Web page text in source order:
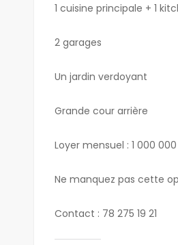
1 cuisine principale + 1
2 garages
Un jardin verdoyant
Grande cour arrière
Loyer mensuel : 1 000 000
Ne manquez pas cette
Contact : 78 275 19 21